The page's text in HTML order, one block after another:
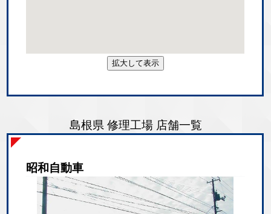
拡大して表示
島根県 修理工場 店舗一覧
昭和自動車